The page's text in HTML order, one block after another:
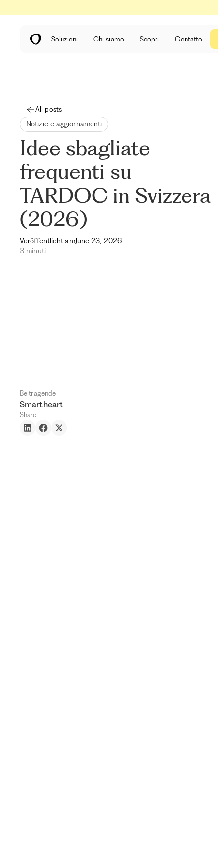
Soluzioni Chi siamo Scopri Contatto
All posts
Notizie e aggiornamenti
Idee sbagliate
frequenti su
TARDOC in Svizzera
(2026)
Veröffentlicht amJune 23, 2026
3 minuti
Beitragende
Smartheart
Share